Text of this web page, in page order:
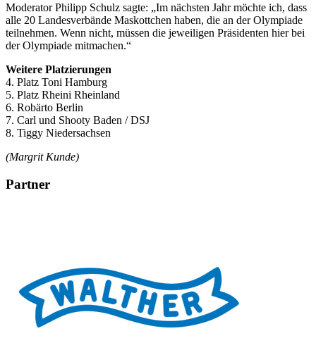
Moderator Philipp Schulz sagte: „Im nächsten Jahr möchte ich, dass
alle 20 Landesverbände Maskottchen haben, die an der Olympiade
teilnehmen. Wenn nicht, müssen die jeweiligen Präsidenten hier bei
der Olympiade mitmachen.“
Weitere Platzierungen
4. Platz Toni Hamburg
5. Platz Rheini Rheinland
6. Robärto Berlin
7. Carl und Shooty Baden / DSJ
8. Tiggy Niedersachsen
(Margrit Kunde)
Partner